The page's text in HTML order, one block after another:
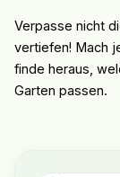
Verpasse nicht
vertiefen! Mach
finde heraus,
Garten passen.